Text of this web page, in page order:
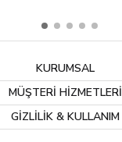
KURUMSAL
MÜŞTERİ HİZMETLERİ
GİZLİLİK & KULLANIM